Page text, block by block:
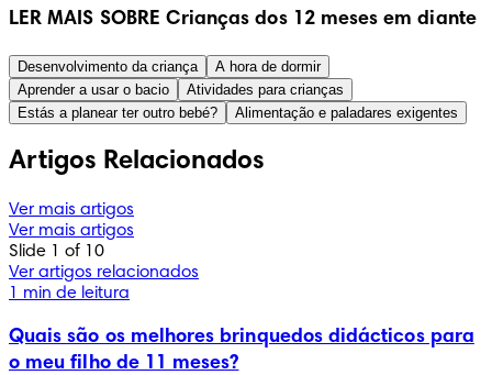
LER MAIS SOBRE Crianças dos 12 meses em diante
Desenvolvimento da criança
A hora de dormir
Aprender a usar o bacio
Atividades para crianças
Estás a planear ter outro bebé?
Alimentação e paladares exigentes
Artigos Relacionados
Ver mais artigos
Ver mais artigos
Slide 1 of 10
Ver artigos relacionados
1 min de leitura
Quais são os melhores brinquedos didácticos para
o meu filho de 11 meses?